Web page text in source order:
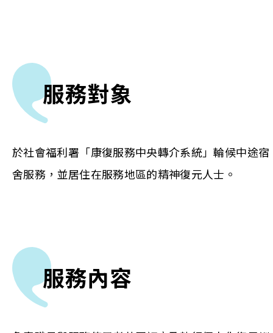
服務對象
於社會福利署「康復服務中央轉介系統」輪候中途宿
舍服務，並居住在服務地區的精神復元人士。
服務內容